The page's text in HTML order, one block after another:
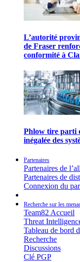
L’autorité
de Fraser
conformité à
Phlow tire parti
inégalée des
Partenaires
Partenaires de
Partenaires de
Connexion du
Recherche sur les
Team82 Accueil
Threat
Tableau de bord
Recherche
Discussions
Clé PGP